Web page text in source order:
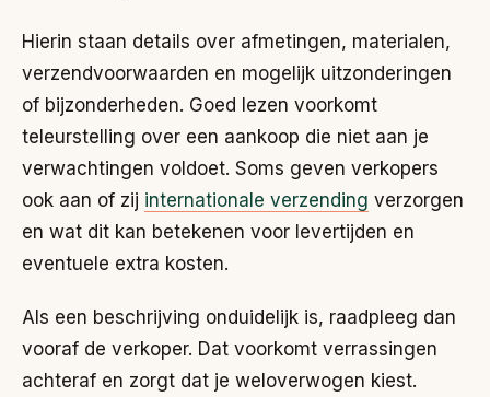
Hierin staan details over afmetingen, materialen,
verzendvoorwaarden en mogelijk uitzonderingen
of bijzonderheden. Goed lezen voorkomt
teleurstelling over een aankoop die niet aan je
verwachtingen voldoet. Soms geven verkopers
ook aan of zij internationale verzending verzorgen
en wat dit kan betekenen voor levertijden en
eventuele extra kosten.
Als een beschrijving onduidelijk is, raadpleeg dan
vooraf de verkoper. Dat voorkomt verrassingen
achteraf en zorgt dat je weloverwogen kiest.